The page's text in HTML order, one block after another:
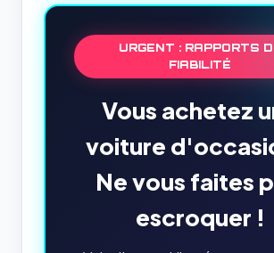
URGENT : RAPPORTS
FIABILITÉ
Vous achetez
voiture
Ne vous faites
escroquer !